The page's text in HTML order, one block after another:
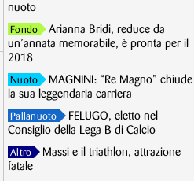
nuoto
Fondo
Arianna Bridi, reduce da
un’annata memorabile, è pronta per il
2018
Nuoto
MAGNINI: “Re Magno” chiude
la sua leggendaria carriera
Pallanuoto
FELUGO, eletto nel
Consiglio della Lega B di Calcio
Altro
Massi e il triathlon, attrazione
fatale